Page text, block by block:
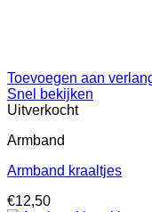
Toevoegen aan
Snel bekijken
Uitverkocht
Armband
Armband kraaltjes
€12,50